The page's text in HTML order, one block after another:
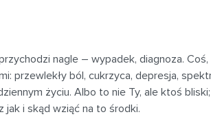
nagle – wypadek, diagnoza.
przewlekły ból, cukrzyca, depresja,
życiu. Albo to nie Ty, ale ktoś
jak i skąd wziąć na to środki.